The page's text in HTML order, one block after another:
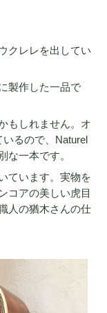
クレレを出してい
製作した一品で
もしれません。オ
るので、Naturel
な一本です。
ています。実物を
コアの美しい虎目
人の猶木さんの仕